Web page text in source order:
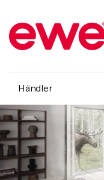
Händler